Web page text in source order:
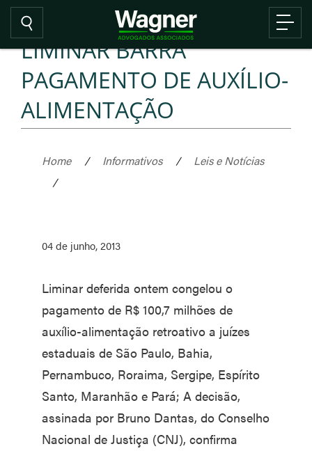
LIMINAR BARRA
PAGAMENTO DE AUXÍLIO-
ALIMENTAÇÃO
Home / Informativos /
Leis e Notícias
/
04 de junho, 2013
Liminar deferida ontem congelou o
pagamento de R$ 100,7 milhões de
auxílio-alimentação retroativo a juízes
estaduais de São Paulo, Bahia,
Pernambuco, Roraima, Sergipe, Espírito
Santo, Maranhão e Pará; A decisão,
assinada por Bruno Dantas, do Conselho
Nacional de Justiça (CNJ), confirma